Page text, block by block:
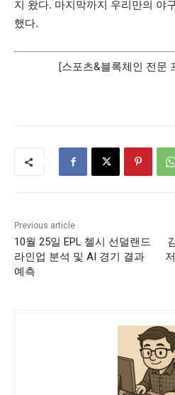
지 왔다. 마지막까지 우리만의 야
했다.
[스포츠&블록체인 전문
Previous article
10월 25일 EPL 첼시 선덜랜드
라인업 분석 및 AI 경기 결과
예측